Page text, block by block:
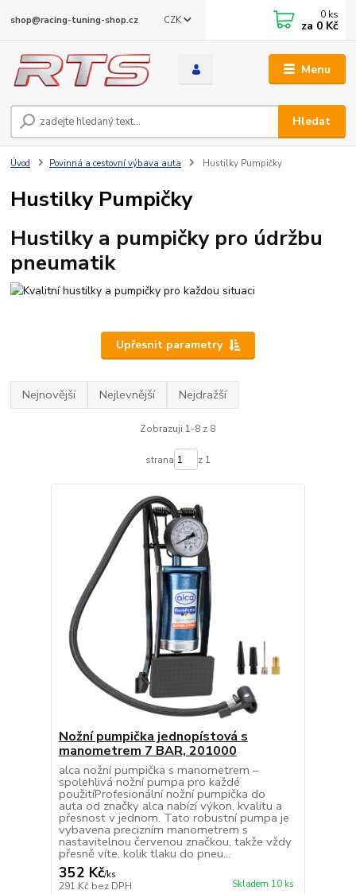
Menu
CZK
Hledat
shop@racing-tuning-shop.cz 0 ks
za 0 Kč
Úvod Povinná a cestovní výbava auta Hustilky Pumpičky
Hustilky Pumpičky
Hustilky a pumpičky pro údržbu
pneumatik
Upřesnit parametry
Nejnovější Nejlevnější Nejdražší
Zobrazuji 1-8 z 8
strana z 1
Nožní pumpička jednopístová s
manometrem 7 BAR, 201000
alca nožní pumpička s manometrem –
spolehlivá nožní pumpa pro každé
použitíProfesionální nožní pumpička do
auta od značky alca nabízí výkon, kvalitu a
přesnost v jednom. Tato robustní pumpa je
vybavena precizním manometrem s
nastavitelnou červenou značkou, takže vždy
přesně víte, kolik tlaku do pneu...
352 Kč/ks
291 Kč bez DPH Skladem 10 ks